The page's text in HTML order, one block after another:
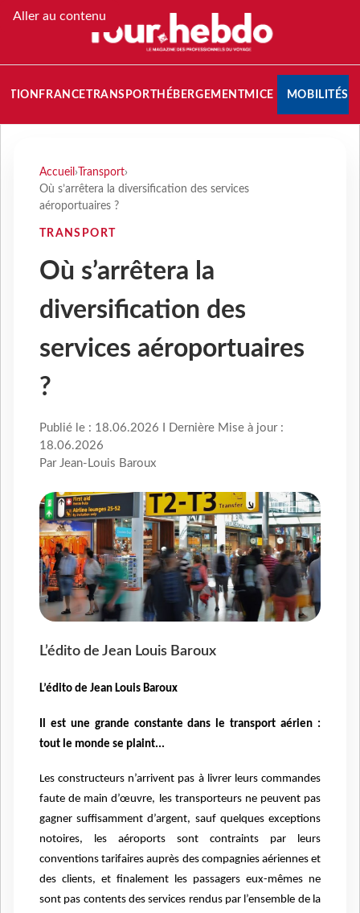
Aller au contenu
FRANCETRANSPORT HÉBERGEMENTMICE MOBILITÉS
Accueil › Transport›
Où s’arrêtera la diversification des services
aéroportuaires ?
TRANSPORT
Où s’arrêtera la
diversification des
services aéroportuaires
?
Publié le : 18.06.2026 I Dernière Mise à jour :
18.06.2026
Par Jean-Louis Baroux
L’édito de Jean Louis Baroux
L’édito de Jean Louis Baroux
Il est une grande constante dans le transport aérien :
tout le monde se plaint...
Les constructeurs n’arrivent pas à livrer leurs commandes
faute de main d’œuvre, les transporteurs ne peuvent pas
gagner suffisamment d’argent, sauf quelques exceptions
notoires, les aéroports sont contraints par leurs
conventions tarifaires auprès des compagnies aériennes et
des clients, et finalement les passagers eux-mêmes ne
sont pas contents des services rendus par l’ensemble de la